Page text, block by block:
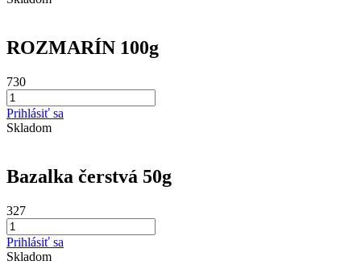
ROZMARÍN 100g
730
Prihlásiť sa
Skladom
Bazalka čerstvá 50g
327
Prihlásiť sa
Skladom